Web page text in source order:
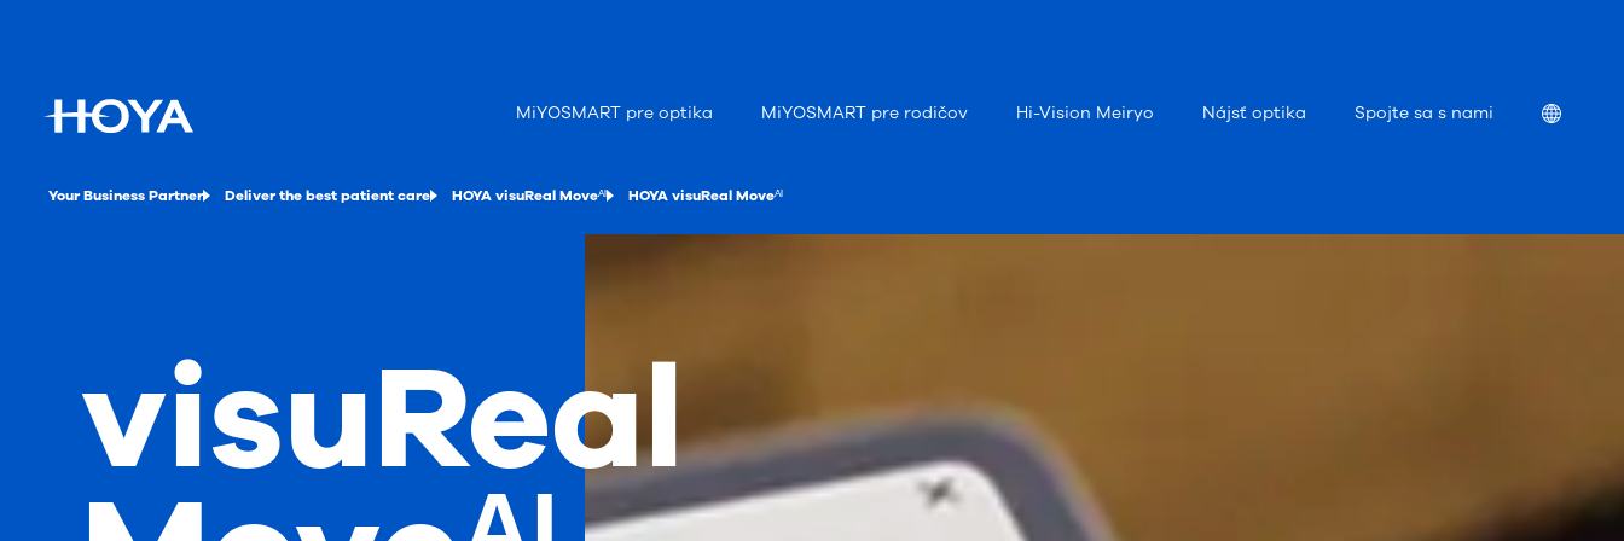
MiYOSMART pre optika MiYOSMART pre rodičov Hi-Vision Meiryo Nájsť optika Spojte sa s nami Location
Your Business Partner Deliver the best patient care HOYA visuReal Moveᴬᴵ HOYA visuReal Moveᴬᴵ
visuReal